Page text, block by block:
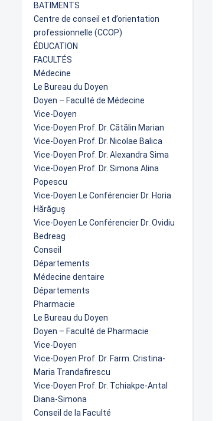
BATIMENTS
Centre de conseil et d’orientation
professionnelle (CCOP)
ÉDUCATION
FACULTÉS
Médecine
Le Bureau du Doyen
Doyen – Faculté de Médecine
Vice-Doyen
Vice-Doyen Prof. Dr. Cătălin Marian
Vice-Doyen Prof. Dr. Nicolae Balica
Vice-Doyen Prof. Dr. Alexandra Sima
Vice-Doyen Prof. Dr. Simona Alina
Popescu
Vice-Doyen Le Conférencier Dr. Horia
Hărăguș
Vice-Doyen Le Conférencier Dr. Ovidiu
Bedreag
Conseil
Départements
Médecine dentaire
Départements
Pharmacie
Le Bureau du Doyen
Doyen – Faculté de Pharmacie
Vice-Doyen
Vice-Doyen Prof. Dr. Farm. Cristina-
Maria Trandafirescu
Vice-Doyen Prof. Dr. Tchiakpe-Antal
Diana-Simona
Conseil de la Faculté